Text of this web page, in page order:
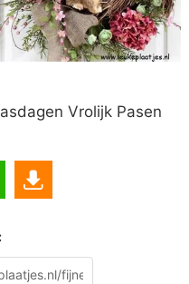
Vrolijk Pasen